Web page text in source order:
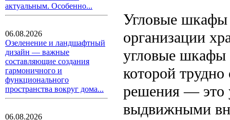
актуальным. Особенно...
06.08.2026
Озеленение и ландшафтный
дизайн — важные
составляющие создания
гармоничного и
функционального
пространства вокруг дома...
06.08.2026
Угловые
организации
угловые шкафы
которой
решения — это
выдвижными